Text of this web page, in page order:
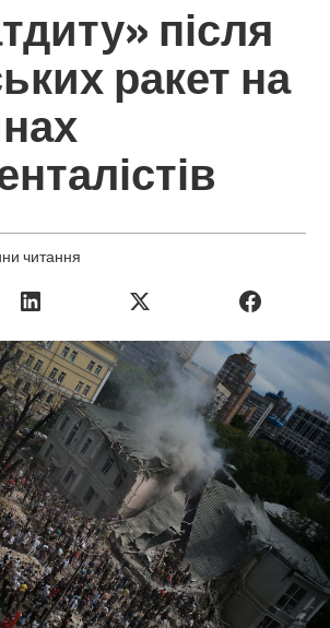
після
ракет на
читання